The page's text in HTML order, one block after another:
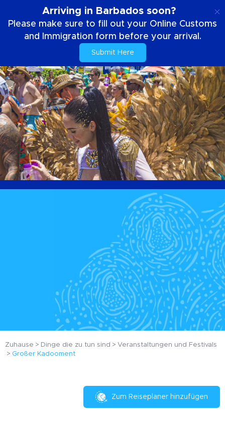
Arriving in Barbados soon?
Please make sure to fill out your Online Customs
and Immigration form before your arrival.
Submit Here
Zuhause Dinge die zu tun sind
Veranstaltungen und Festivals
Großer Kadooment
Zum Reiseplaner hinzufügen